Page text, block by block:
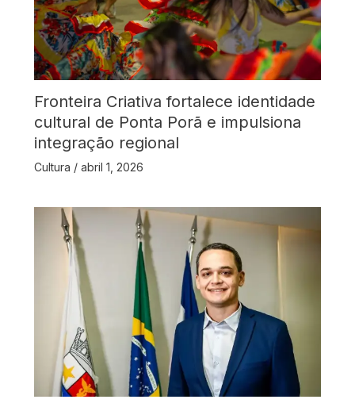
Fronteira Criativa fortalece identidade
cultural de Ponta Porã e impulsiona
integração regional
Cultura / abril 1, 2026